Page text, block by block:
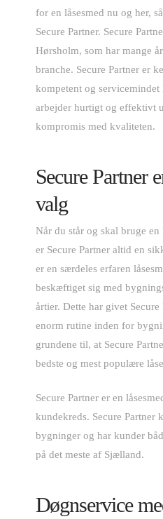
for en låsesmed nu og her,
Secure Partner. Secure
Hørsholm, som har mange
branche. Secure Partner er
kompetent og servicemindet
arbejder hurtigt og effektivt
kompromis med kvaliteten.
Secure Partner
valg
Når du står og skal bruge en
er Secure Partner altid en
er en særdeles erfaren
beskæftiget sig med
årtier. Dette har givet Secure
enorm rutine inden for
grundene til, at Secure
bedste og mest populære
Secure Partner er en
kundekreds. Secure Partner
bygninger og har kunder
på det meste af Sjælland.
Døgnservice